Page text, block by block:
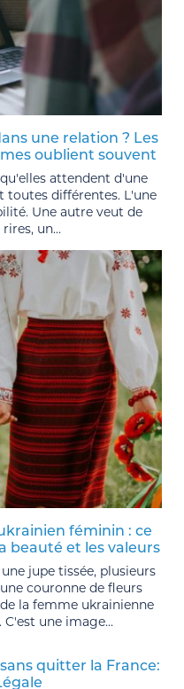
une relation ? Les
oublient souvent
attendent d'une
toutes différentes. L'une
Une autre veut de
un...
féminin : ce
beauté et les valeurs
jupe tissée, plusieurs
couronne de fleurs
la femme ukrainienne
une image...
quitter la France: